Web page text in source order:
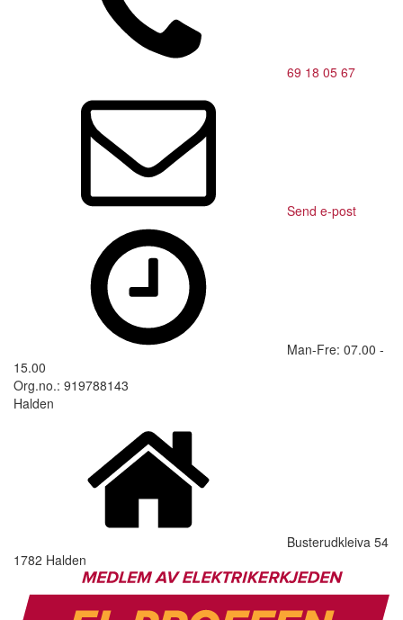
69 18 05 67
Send e-post
Man-Fre: 07.00 -
15.00
Org.no.: 919788143
Halden
Busterudkleiva 54
1782 Halden